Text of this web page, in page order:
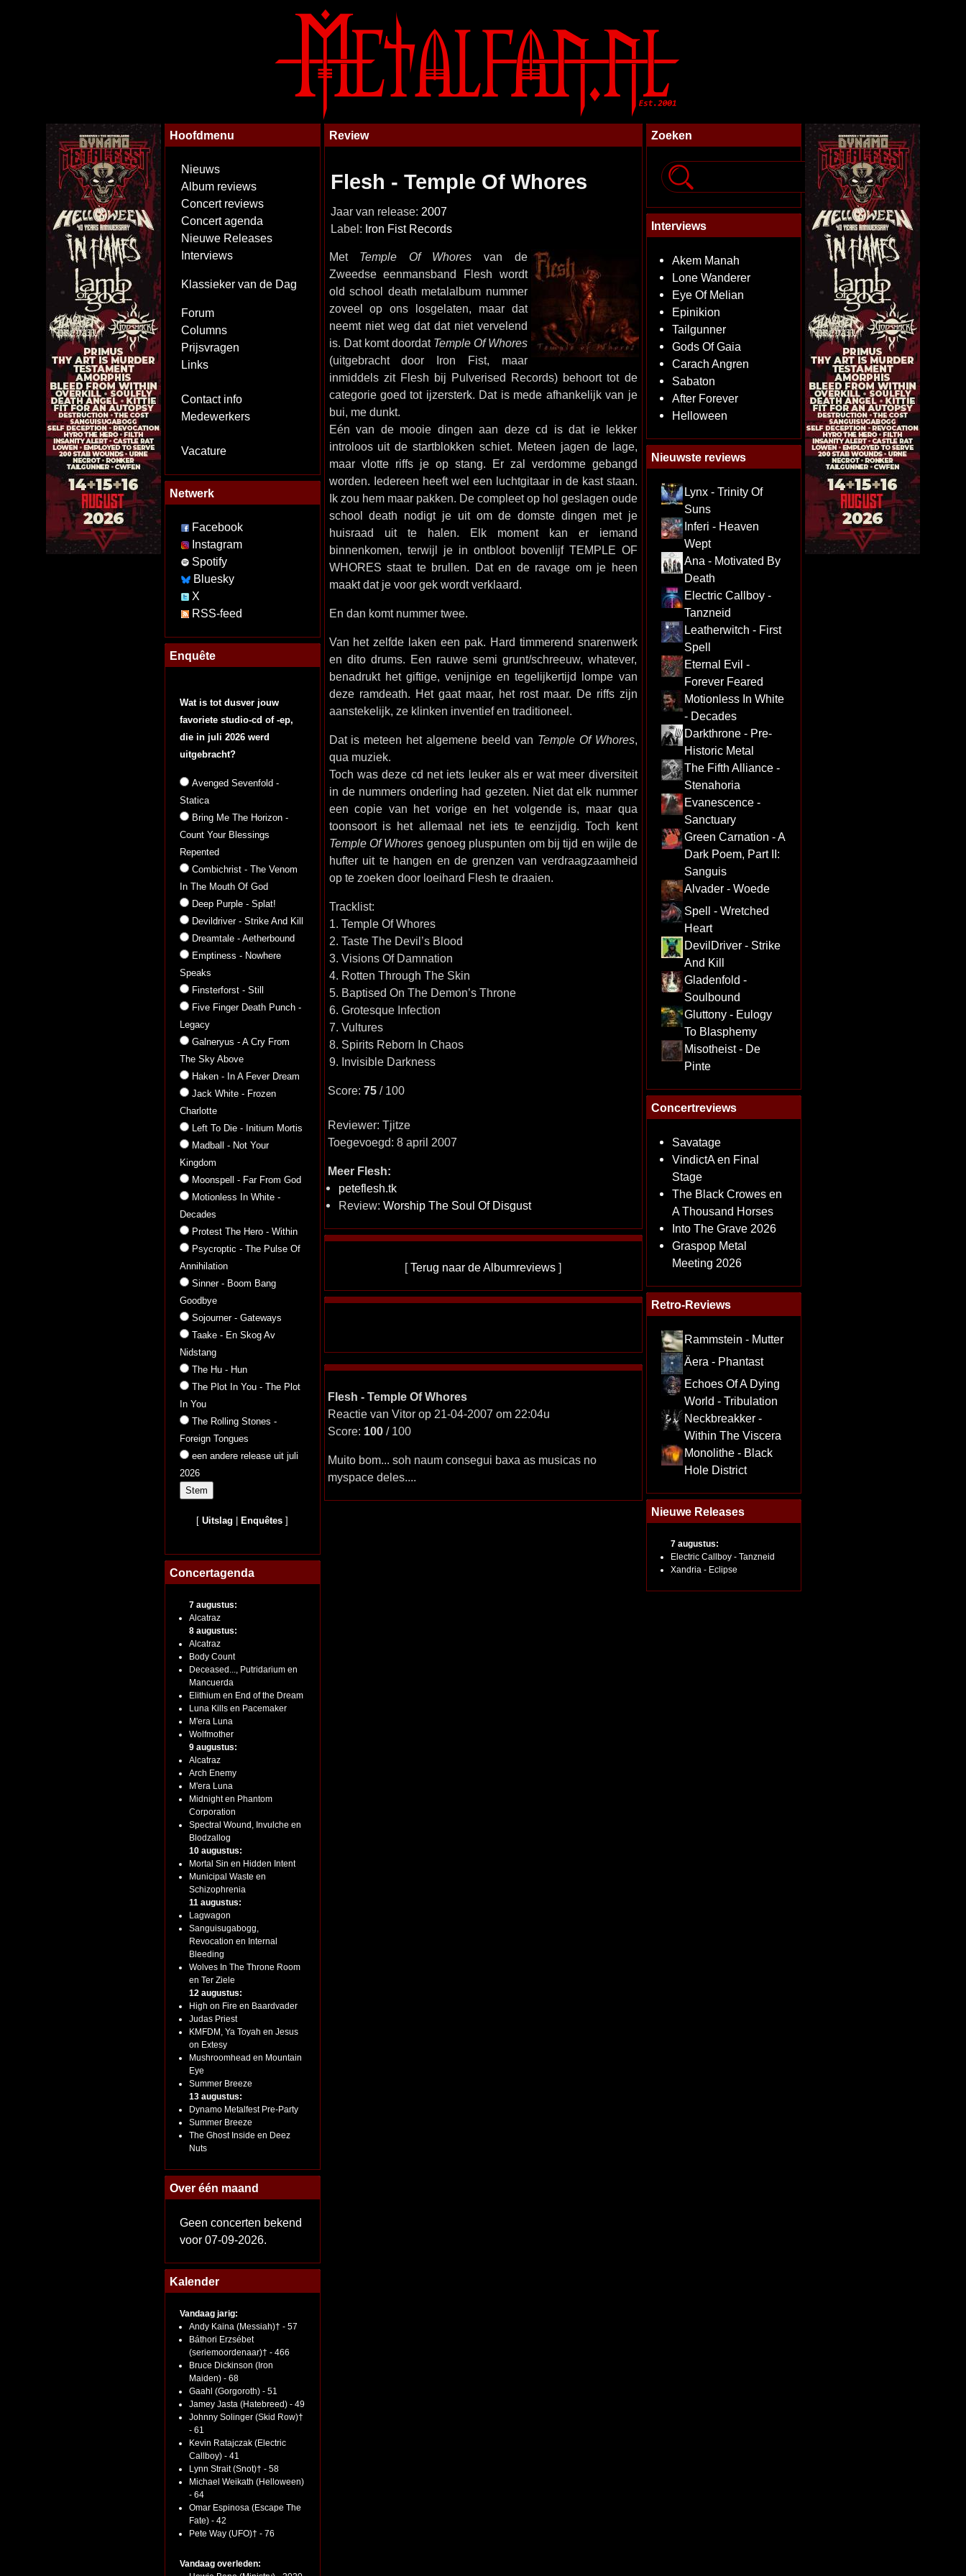
Hoofdmenu
Nieuws
Album reviews
Concert reviews
Concert agenda
Nieuwe Releases
Interviews
Klassieker van de Dag
Forum
Columns
Prijsvragen
Links
Contact info
Medewerkers
Vacature
Netwerk
Facebook
Instagram
Spotify
Bluesky
X
RSS-feed
Enquête
Wat is tot dusver jouw
favoriete studio-cd of -ep,
die in juli 2026 werd
uitgebracht?
Avenged Sevenfold -
Statica
Bring Me The Horizon -
Count Your Blessings
Repented
Combichrist - The Venom
In The Mouth Of God
Deep Purple - Splat!
Devildriver - Strike And Kill
Dreamtale - Aetherbound
Emptiness - Nowhere
Speaks
Finsterforst - Still
Five Finger Death Punch -
Legacy
Galneryus - A Cry From
The Sky Above
Haken - In A Fever Dream
Jack White - Frozen
Charlotte
Left To Die - Initium Mortis
Madball - Not Your
Kingdom
Moonspell - Far From God
Motionless In White -
Decades
Protest The Hero - Within
Psycroptic - The Pulse Of
Annihilation
Sinner - Boom Bang
Goodbye
Sojourner - Gateways
Taake - En Skog Av
Nidstang
The Hu - Hun
The Plot In You - The Plot
In You
The Rolling Stones -
Foreign Tongues
een andere release uit juli
2026
[Uitslag Enquêtes ]
Concertagenda
7 augustus:
Alcatraz
8 augustus:
Alcatraz
Body Count
Deceased..., Putridarium en
Mancuerda
Elithium en End of the Dream
Luna Kills en Pacemaker
M'era Luna
Wolfmother
9 augustus:
Alcatraz
Arch Enemy
M'era Luna
Midnight en Phantom
Corporation
Spectral Wound, Invulche en
Blodzallog
10 augustus:
Mortal Sin en Hidden Intent
Municipal Waste en
Schizophrenia
11 augustus:
Lagwagon
Sanguisugabogg,
Revocation en Internal
Bleeding
Wolves In The Throne Room
en Ter Ziele
12 augustus:
High on Fire en Baardvader
Judas Priest
KMFDM, Ya Toyah en Jesus
on Extesy
Mushroomhead en Mountain
Eye
Summer Breeze
13 augustus:
Dynamo Metalfest Pre-Party
Summer Breeze
The Ghost Inside en Deez
Nuts
Over één maand
Geen concerten bekend
voor 07-09-2026.
Kalender
Vandaag jarig:
Andy Kaina (Messiah)† - 57
Báthori Erzsébet
(seriemoordenaar)† - 466
Bruce Dickinson (Iron
Maiden) - 68
Gaahl (Gorgoroth) - 51
Jamey Jasta (Hatebreed) - 49
Johnny Solinger (Skid Row)†
- 61
Kevin Ratajczak (Electric
Callboy) - 41
Lynn Strait (Snot)† - 58
Michael Weikath (Helloween)
- 64
Omar Espinosa (Escape The
Fate) - 42
Pete Way (UFO)† - 76
Vandaag overleden:
Review
Flesh - Temple Of Whores
Jaar van release: 2007
Label: Iron Fist Records
Met Temple Of Whores van de
Zweedse eenmansband Flesh wordt
old school death metalalbum nummer
zoveel op ons losgelaten, maar dat
neemt niet weg dat dat niet vervelend
is. Dat komt doordat Temple Of Whores
(uitgebracht door Iron Fist, maar
inmiddels zit Flesh bij Pulverised Records) behoort tot de
categorie goed tot ijzersterk. Dat is mede afhankelijk van je
bui, me dunkt.
Eén van de mooie dingen aan deze cd is dat ie lekker
introloos uit de startblokken schiet. Meteen jagen de lage,
maar vlotte riffs je op stang. Er zal verdomme gebangd
worden. Iedereen heeft wel een luchtgitaar in de kast staan.
Ik zou hem maar pakken. De compleet op hol geslagen oude
school death nodigt je uit om de domste dingen met je
huisraad uit te halen. Elk moment kan er iemand
binnenkomen, terwijl je in ontbloot bovenlijf TEMPLE OF
WHORES staat te brullen. Dat en de ravage om je heen
maakt dat je voor gek wordt verklaard.
En dan komt nummer twee.
Van het zelfde laken een pak. Hard timmerend snarenwerk
en dito drums. Een rauwe semi grunt/schreeuw, whatever,
benadrukt het giftige, venijnige en tegelijkertijd lompe van
deze ramdeath. Het gaat maar, het rost maar. De riffs zijn
aanstekelijk, ze klinken inventief en traditioneel.
Dat is meteen het algemene beeld van Temple Of Whores,
qua muziek.
Toch was deze cd net iets leuker als er wat meer diversiteit
in de nummers onderling had gezeten. Niet dat elk nummer
een copie van het vorige en het volgende is, maar qua
toonsoort is het allemaal net iets te eenzijdig. Toch kent
Temple Of Whores genoeg pluspunten om bij tijd en wijle de
hufter uit te hangen en de grenzen van verdraagzaamheid
op te zoeken door loeihard Flesh te draaien.
Tracklist:
1. Temple Of Whores
2. Taste The Devil’s Blood
3. Visions Of Damnation
4. Rotten Through The Skin
5. Baptised On The Demon’s Throne
6. Grotesque Infection
7. Vultures
8. Spirits Reborn In Chaos
9. Invisible Darkness
Score: 75/ 100
Reviewer: Tjitze
Toegevoegd: 8 april 2007
Meer Flesh:
peteflesh.tk
Review: Worship The Soul Of Disgust
[Terug naar de Albumreviews ]
Flesh - Temple Of Whores
Reactie van Vitor op 21-04-2007 om 22:04u
Score: 100/ 100
Muito bom... soh naum consegui baxa as musicas no
myspace deles....
Zoeken
Interviews
Akem Manah
Lone Wanderer
Eye Of Melian
Epinikion
Tailgunner
Gods Of Gaia
Carach Angren
Sabaton
After Forever
Helloween
Nieuwste reviews
Lynx - Trinity Of
Suns
Inferi - Heaven
Wept
Ana - Motivated By
Death
Electric Callboy -
Tanzneid
Leatherwitch - First
Spell
Eternal Evil -
Forever Feared
Motionless In White
- Decades
Darkthrone - Pre-
Historic Metal
The Fifth Alliance -
Stenahoria
Evanescence -
Sanctuary
Green Carnation - A
Dark Poem, Part II:
Sanguis
Alvader - Woede
Spell - Wretched
Heart
DevilDriver - Strike
And Kill
Gladenfold -
Soulbound
Gluttony - Eulogy
To Blasphemy
Misotheist - De
Pinte
Concertreviews
Savatage
VindictA en Final
Stage
The Black Crowes en
A Thousand Horses
Into The Grave 2026
Graspop Metal
Meeting 2026
Retro-Reviews
Rammstein - Mutter
Äera - Phantast
Echoes Of A Dying
World - Tribulation
Neckbreakker -
Within The Viscera
Monolithe - Black
Hole District
Nieuwe Releases
7 augustus:
Electric Callboy - Tanzneid
Xandria - Eclipse